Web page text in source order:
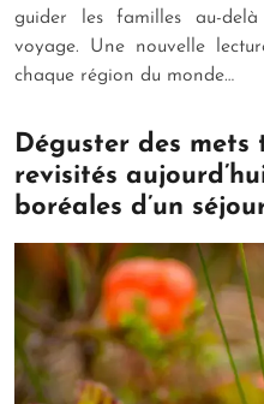
guider les familles au-
voyage. Une nouvelle
chaque région du monde…
Déguster des
revisités
boréales d’un